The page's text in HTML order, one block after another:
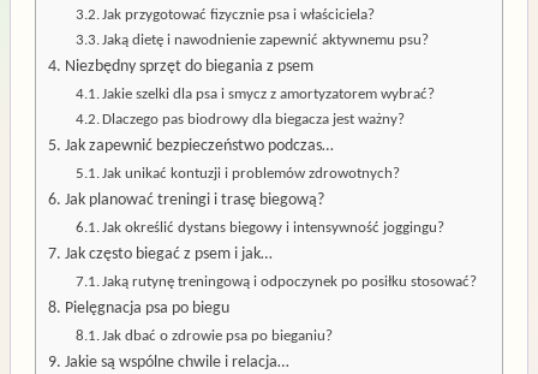
Jak przygotować fizycznie psa i właściciela?
Jaką dietę i nawodnienie zapewnić aktywnemu psu?
Niezbędny sprzęt do biegania z psem
Jakie szelki dla psa i smycz z amortyzatorem wybrać?
Dlaczego pas biodrowy dla biegacza jest ważny?
Jak zapewnić bezpieczeństwo podczas…
Jak unikać kontuzji i problemów zdrowotnych?
Jak planować treningi i trasę biegową?
Jak określić dystans biegowy i intensywność joggingu?
Jak często biegać z psem i jak…
Jaką rutynę treningową i odpoczynek po posiłku stosować?
Pielęgnacja psa po biegu
Jak dbać o zdrowie psa po bieganiu?
Jakie są wspólne chwile i relacja…